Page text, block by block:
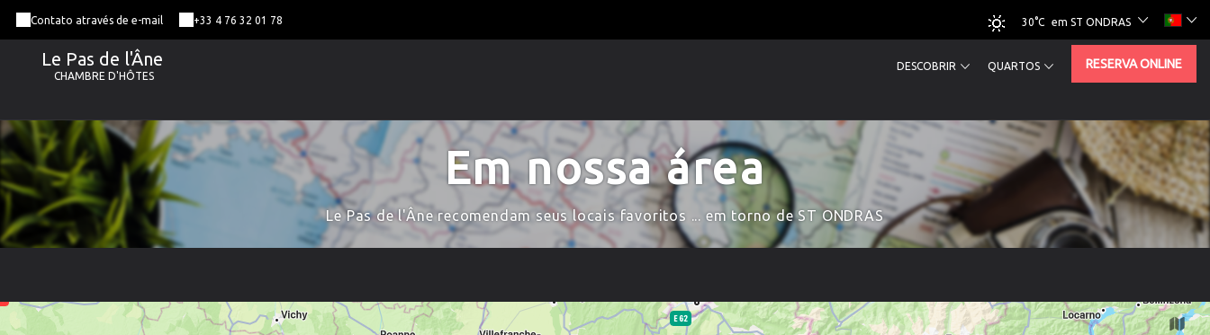
Contato através de e-mail +33 4 76 32 01 78 30°C em ST ONDRAS
Le Pas de l'Âne
CHAMBRE D'HÔTES
DESCOBRIR QUARTOS RESERVA ONLINE
Em nossa área
Le Pas de l'Âne recomendam seus locais favoritos ... em torno de ST ONDRAS